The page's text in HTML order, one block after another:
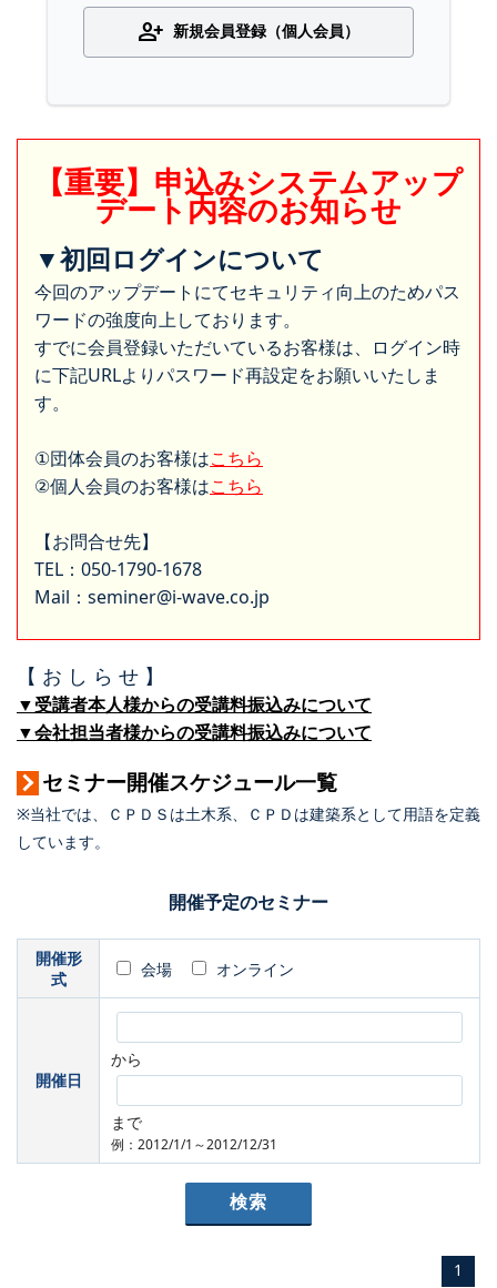
person_add 新規会員登録（個人会員）
【重要】申込みシステムアップ
デート内容のお知らせ
▼初回ログインについて
今回のアップデートにてセキュリティ向上のためパス
ワードの強度向上しております。
すでに会員登録いただいているお客様は、ログイン時
に下記URLよりパスワード再設定をお願いいたしま
す。
①団体会員のお客様はこちら
②個人会員のお客様はこちら
【お問合せ先】
TEL：050-1790-1678
Mail：seminer@i-wave.co.jp
【 お し ら せ 】
▼受講者本人様からの受講料振込みについて
▼会社担当者様からの受講料振込みについて
セミナー開催スケジュール一覧
※当社では、ＣＰＤＳは土木系、ＣＰＤは建築系として用語を定義
しています。
開催予定のセミナー
開催形
式
会場 オンライン
開催日
から
まで
例：2012/1/1～2012/12/31
1